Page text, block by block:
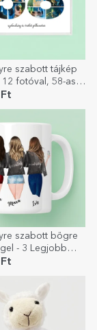
szabott tájkép
fotóval, 58-as
és
szabott bögre
- 3 Legjobb